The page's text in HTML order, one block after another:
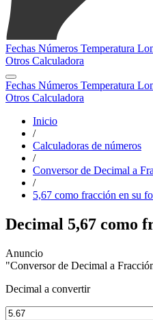
Fechas Números Temperatura
Otros Calculadora
Fechas Números Temperatura
Otros Calculadora
Inicio
/
Calculadoras de números
/
Conversor de Decimal a
/
5,67 como fracción en su
Decimal 5,67 como
"Conversor de Decimal a
Decimal a convertir